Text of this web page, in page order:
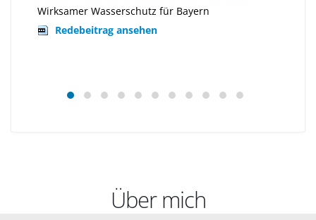
Wirksamer Wasserschutz für Bayern
Redebeitrag ansehen
Über mich